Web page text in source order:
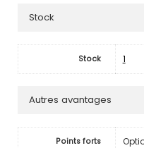
Stock
Stock 1
Autres avantages
Points forts